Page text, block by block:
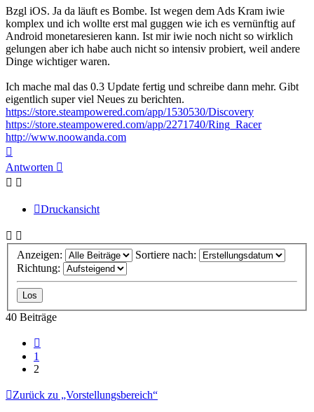
Bzgl iOS. Ja da läuft es Bombe. Ist wegen dem Ads Kram iwie
komplex und ich wollte erst mal guggen wie ich es vernünftig auf
Android monetaresieren kann. Ist mir iwie noch nicht so wirklich
gelungen aber ich habe auch nicht so intensiv probiert, weil andere
Dinge wichtiger waren.
Ich mache mal das 0.3 Update fertig und schreibe dann mehr. Gibt
eigentlich super viel Neues zu berichten.
https://store.steampowered.com/app/1530530/Discovery
https://store.steampowered.com/app/2271740/Ring_Racer
http://www.noowanda.com
oben
Antworten
Druckansicht
Anzeigen:
Sortiere nach:
Richtung:
40 Beiträge
1
2
Zurück zu „Vorstellungsbereich“